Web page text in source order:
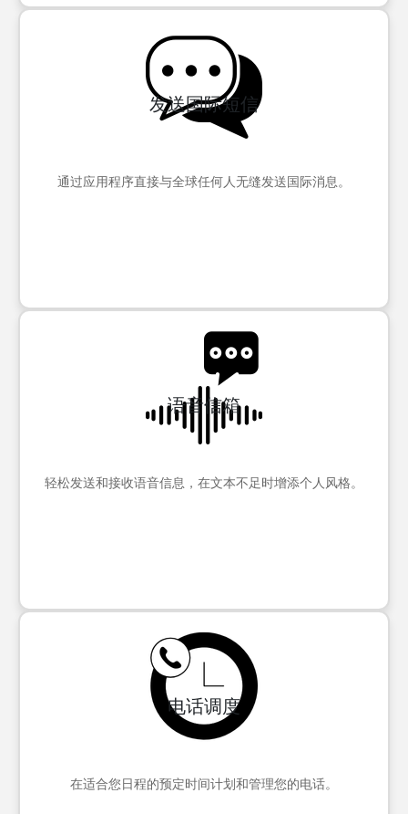
发送国际短信
通过应用程序直接与全球任何人无缝发送国际消息。
语音信箱
轻松发送和接收语音信息，在文本不足时增添个人风格。
电话调度
在适合您日程的预定时间计划和管理您的电话。